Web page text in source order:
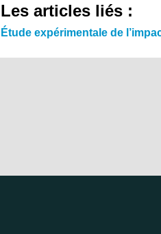
Les articles liés :
Étude expérimentale de